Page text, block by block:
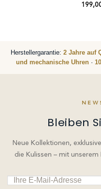
Herstellergarantie: 2 Jahre auf
und mechanische Uhren ·
Bleiben
Neue Kollektionen,
die Kulissen – mit